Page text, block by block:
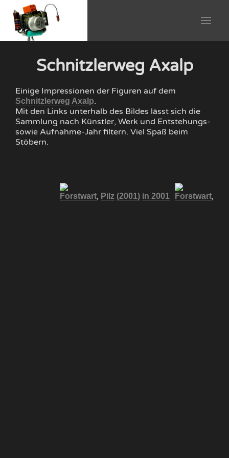
Schnitzlerweg Axalp
Einige Impressionen der Figuren auf dem
Schnitzlerweg Axalp.
Mit den Links unterhalb des Bildes lässt sich die
Sammlung nach Künstler, Werk und Entstehungs-
sowie Aufnahme-Jahr filtern. Viel Spaß beim
Stöbern.
Forstwart, Pilz (2001) in 2001 Forstwart,